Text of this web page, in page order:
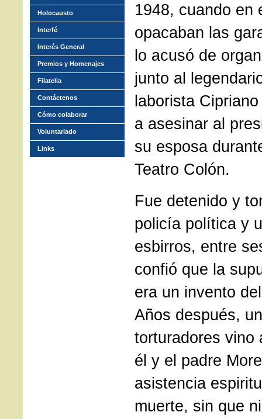
1948, cuando en
opacaban las
lo acusó de
junto al
laborista
a asesinar al
su esposa
Teatro Colón.
Fue detenido y
policía política y
esbirros, entre
confió que la
era un invento
Años después,
torturadores vino
él y el padre
asistencia
muerte, sin que
Holocausto
Interfé
Interés General
Premios y Homenajes
Filatelia
Contáctenos
Cómo colaborar
Voluntariado
Links